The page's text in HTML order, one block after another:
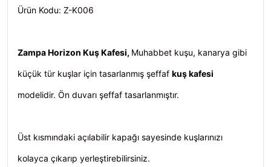
Ürün Kodu: Z-K006
Zampa Horizon Kuş Kafesi, Muhabbet kuşu, kanarya gibi
küçük tür kuşlar için tasarlanmış şeffaf kuş kafesi
modelidir. Ön duvarı şeffaf tasarlanmıştır.
Üst kısmındaki açılabilir kapağı sayesinde kuşlarınızı
kolayca çıkarıp yerleştirebilirsiniz.